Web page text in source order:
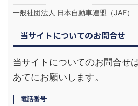
一般社団法人 日本自動車連盟（JAF）
当サイトについてのお問合せ
当サイトについてのお問合せ
あてにお願いします。
電話番号